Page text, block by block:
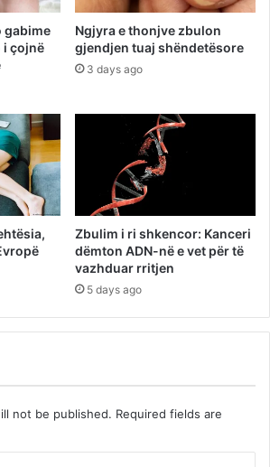
gabime
i çojnë
Ngjyra e thonjve zbulon
gjendjen tuaj shëndetësore
3 days ago
Zbulim i ri shkencor: Kanceri
dëmton ADN-në e vet për të
vazhduar rritjen
5 days ago
not be published. Required fields are